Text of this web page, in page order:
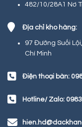
482/10/28A1 Nơ
Địa chỉ kho hàng:
97 Đường Suối
Chí Minh
Điện thoại bàn:
Hotline/ Zalo: